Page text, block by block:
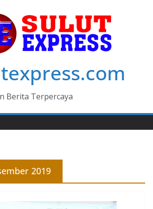
Berita Terpercaya
2019